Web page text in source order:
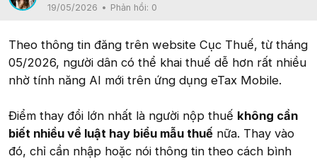
19/05/2026
Phản hồi: 0
Theo thông tin đăng trên website Cục Thuế, từ tháng
05/2026, người dân có thể khai thuế dễ hơn rất nhiều
nhờ tính năng AI mới trên ứng dụng eTax Mobile.
Điểm thay đổi lớn nhất là người nộp thuế không cần
biết nhiều về luật hay biểu mẫu thuế nữa. Thay vào
đó, chỉ cần nhập hoặc nói thông tin theo cách bình